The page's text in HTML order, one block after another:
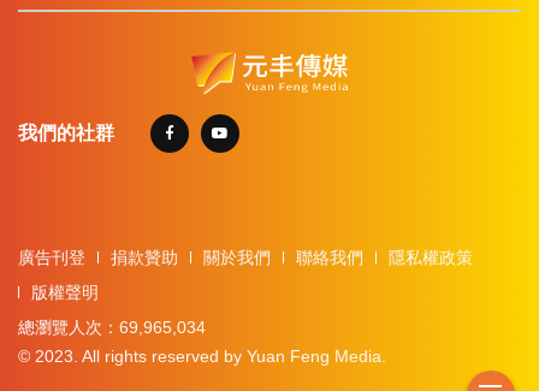
我們的社群
廣告刊登 捐款贊助 關於我們 聯絡我們
隱私權政策
版權聲明
總瀏覽人次：69,965,034
© 2023. All rights reserved by Yuan Feng Media.